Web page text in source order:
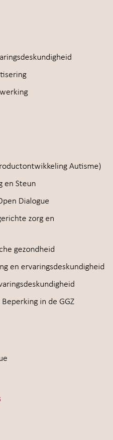
Autisme)
en Steun
Dialogue
zorg en
gezondheid
en ervaringsdeskundigheid
in de GGZ